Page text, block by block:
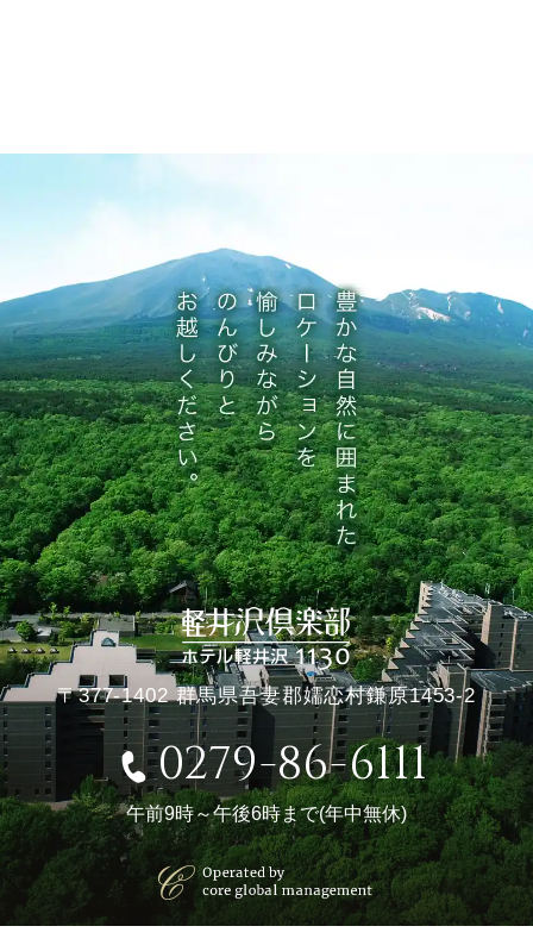
〒377-1402 群馬県吾妻郡嬬恋村鎌原1453-2
0279-86-6111
午前9時～午後6時まで(年中無休)